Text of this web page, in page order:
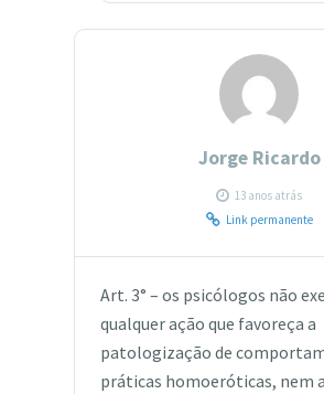
Jorge Ricardo
13 anos atrás
Link permanente
Art. 3° – os psicólogos não
qualquer ação que favoreça a
patologização de
práticas homoeróticas, nem